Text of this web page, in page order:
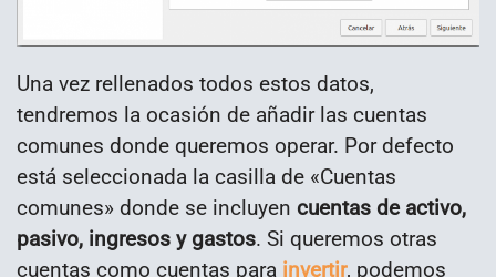
Una vez rellenados todos estos datos,
tendremos la ocasión de añadir las cuentas
comunes donde queremos operar. Por defecto
está seleccionada la casilla de «Cuentas
comunes» donde se incluyen cuentas de activo,
pasivo, ingresos y gastos. Si queremos otras
cuentas como cuentas para invertir, podemos